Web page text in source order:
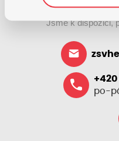
Jsme tu
Jsme k dispozici,
+420
po-